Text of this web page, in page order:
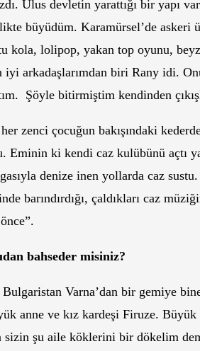
Ulus devletin yarattığı bir yapı
büyüdüm. Karamürsel’de askeri
kola, lolipop, yakan top oyunu,
arkadaşlarımdan biri Rany idi.
Şöyle bitirmiştim kendinden
zenci çocuğun bakışındaki
ki kendi caz kulübünü açtı ya
denize inen yollarda caz
barındırdığı, çaldıkları caz
bahseder misiniz?
Varna’dan bir gemiye
anne ve kız kardeşi Firuze.
sizin şu aile köklerini bir dökelim